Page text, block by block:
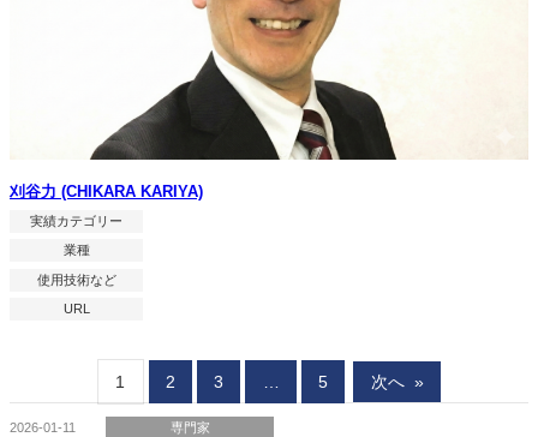
刈谷力 (CHIKARA KARIYA)
実績カテゴリー
業種
使用技術など
URL
1 2 3 5 次へ »
2026-01-11 専門家